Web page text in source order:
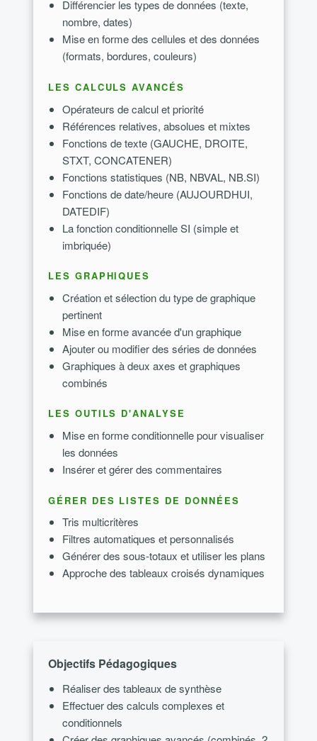
Différencier les types de données (texte,
nombre, dates)
Mise en forme des cellules et des données
(formats, bordures, couleurs)
LES CALCULS AVANCÉS
Opérateurs de calcul et priorité
Références relatives, absolues et mixtes
Fonctions de texte (GAUCHE, DROITE,
STXT, CONCATENER)
Fonctions statistiques (NB, NBVAL, NB.SI)
Fonctions de date/heure (AUJOURDHUI,
DATEDIF)
La fonction conditionnelle SI (simple et
imbriquée)
LES GRAPHIQUES
Création et sélection du type de graphique
pertinent
Mise en forme avancée d'un graphique
Ajouter ou modifier des séries de données
Graphiques à deux axes et graphiques
combinés
LES OUTILS D'ANALYSE
Mise en forme conditionnelle pour visualiser
les données
Insérer et gérer des commentaires
GÉRER DES LISTES DE DONNÉES
Tris multicritères
Filtres automatiques et personnalisés
Générer des sous-totaux et utiliser les plans
Approche des tableaux croisés dynamiques
Objectifs Pédagogiques
Réaliser des tableaux de synthèse
Effectuer des calculs complexes et
conditionnels